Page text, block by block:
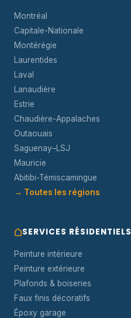
Montréal
Capitale-Nationale
Montérégie
Laurentides
Laval
Lanaudière
Estrie
Chaudière-Appalaches
Outaouais
Saguenay–LSJ
Mauricie
Abitibi-Témiscamingue
→ Toutes les régions
SERVICES RÉSIDENTIELS
Peinture intérieure
Peinture extérieure
Plafonds & boiseries
Faux finis décoratifs
Époxy garage